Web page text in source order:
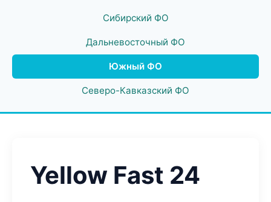
Сибирский ФО
Дальневосточный ФО
Южный ФО
Северо-Кавказский ФО
Yellow Fast 24